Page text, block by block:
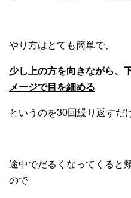
やり方はとても簡単で、
少し上の方を向きながら、
メージで目を細める
というのを30回繰り返すだ
途中でだるくなってくると
ので